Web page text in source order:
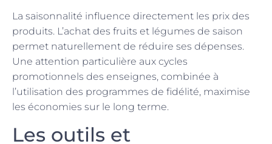
La saisonnalité influence directement les prix des
produits. L’achat des fruits et légumes de saison
permet naturellement de réduire ses dépenses.
Une attention particulière aux cycles
promotionnels des enseignes, combinée à
l’utilisation des programmes de fidélité, maximise
les économies sur le long terme.
Les outils et